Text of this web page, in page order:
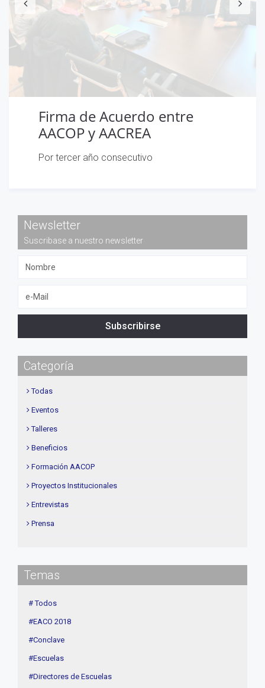
Firma de Acuerdo entre
AACOP y AACREA
Por tercer año consecutivo
Newsletter
Suscribase a nuestro newsletter
Subscribirse
Categoría
Todas
Eventos
Talleres
Beneficios
Formación AACOP
Proyectos Institucionales
Entrevistas
Prensa
Contenidos de Interés
Cuota
Agenda
Linea Sociedad
Temas
# Todos
#EACO 2018
#Conclave
#Escuelas
#Directores de Escuelas